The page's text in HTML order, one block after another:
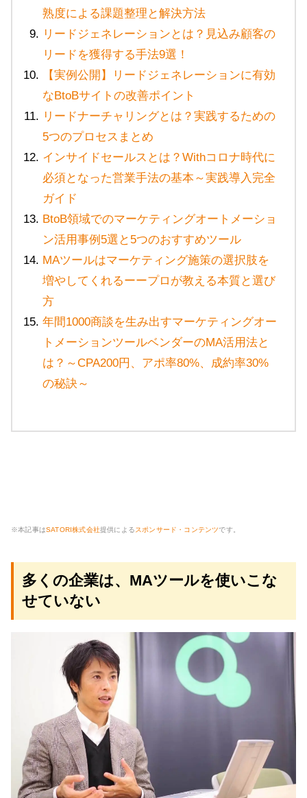
熟度による課題整理と解決方法
リードジェネレーションとは？見込み顧客の
リードを獲得する手法9選！
【実例公開】リードジェネレーションに有効
なBtoBサイトの改善ポイント
リードナーチャリングとは？実践するための
5つのプロセスまとめ
インサイドセールスとは？Withコロナ時代に
必須となった営業手法の基本～実践導入完全
ガイド
BtoB領域でのマーケティングオートメーショ
ン活用事例5選と5つのおすすめツール
MAツールはマーケティング施策の選択肢を
増やしてくれるーープロが教える本質と選び
方
年間1000商談を生み出すマーケティングオー
トメーションツールベンダーのMA活用法と
は？～CPA200円、アポ率80%、成約率30%
の秘訣～
※本記事はSATORI株式会社提供によるスポンサード・コンテンツです。
多くの企業は、MAツールを使いこな
せていない